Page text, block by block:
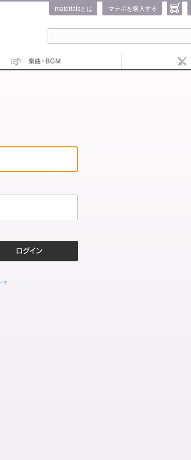
マテポを購入する
materialsとは